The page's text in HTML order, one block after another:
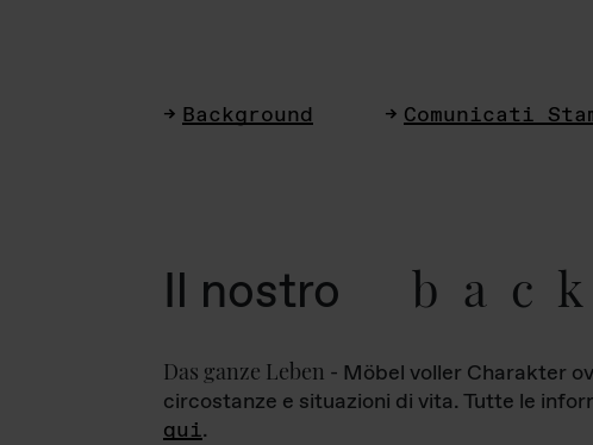
Background Comunicati
Il nostro
Das ganze Leben - Möbel voller Charakter
circostanze e situazioni di vita. Tutte le
qui.